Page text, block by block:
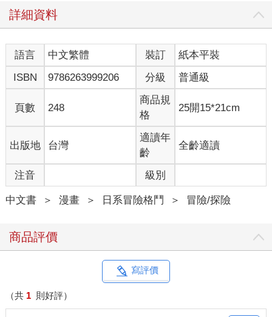
詳細資料
語言 中文繁體 裝訂
紙本平裝
ISBN
9786263999206 分級 普通級
頁數 248
商品規
格
25開15*21cm
出版地 台灣
適讀年
齡
全齡適讀
注音 級別
中文書 ＞ 漫畫 ＞ 日系冒險格鬥 ＞ 冒險/探險
商品評價
寫評價
（共 1 則好評）